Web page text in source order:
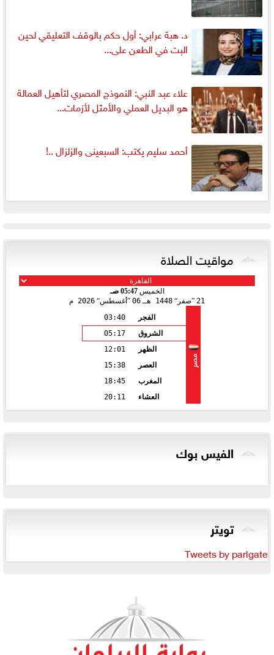
د. هبة عرابي: أول حكم بالوقف التعليقي لحين
البت في الطعن على...
علاء عبد النبي: النموذج المصري لتأهيل العمالة
هو البديل العملي والأمثل لأزمات...
أحمد سليم يكتب: السبعينى والزلزال ..!
مواقيت الصلاة
الخميس05:47 صـ
21 صفر 1448 هـ 06 أغسطس 2026 م
مصر
الفجر
03:40
الشروق
05:17
الظهر
12:01
العصر
15:38
المغرب
18:45
العشاء
20:11
الفيس بوك
تويتر
Tweets by parlgate